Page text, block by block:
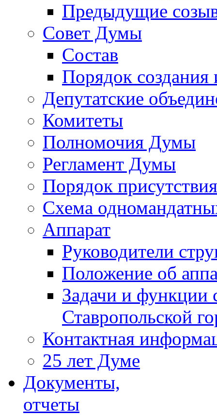
Предыдущие
Совет Думы
Состав
Порядок создания
Депутатские
Комитеты
Полномочия Думы
Регламент Думы
Порядок
Схема
Аппарат
Руководители
Положение об
Задачи и функции
Ставропольской
Контактная
25 лет Думе
Документы,
отчеты